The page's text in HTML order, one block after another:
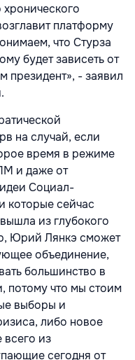
платформу
что Стурза
будет зависеть от
президент», - заявил
на случай, если
время в режиме
и даже от
Социал-
которые сейчас
из глубокого
Юрий Лянкэ сможет
объединение,
большинство в
потому что мы стоим
выборы и
либо новое
всего из
сегодня от